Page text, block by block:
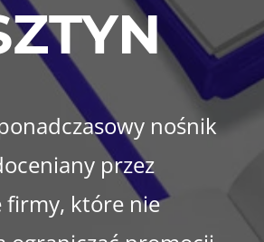
nośnik
przez
firmy, które nie